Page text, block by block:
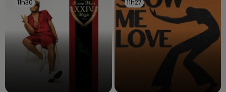
11h30
11h30 11h27
11h27